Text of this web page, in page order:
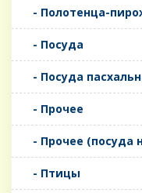
- Полотенца-
- Посуда
- Посуда
- Прочее
- Прочее (посуда
- Птицы